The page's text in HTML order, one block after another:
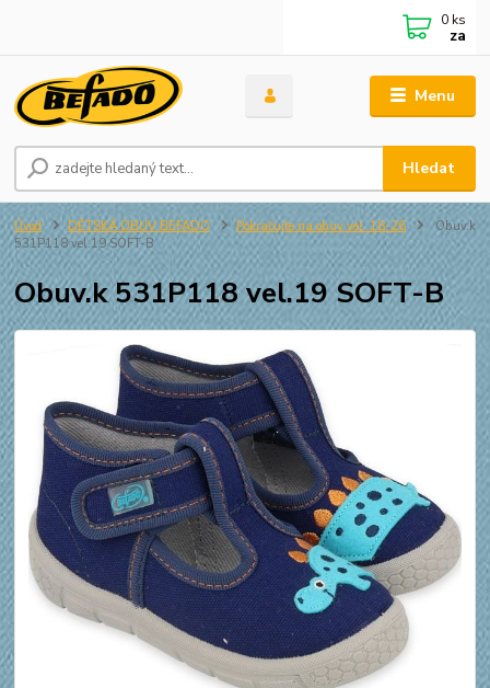
Menu
Hledat
0 ks
za
Úvod DĚTSKÁ OBUV BEFADO Pokračujte na obuv vel. 18-26
Obuv.k
531P118 vel.19 SOFT-B
Obuv.k 531P118 vel.19 SOFT-B